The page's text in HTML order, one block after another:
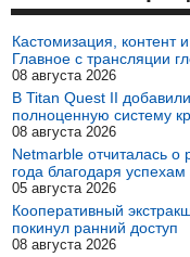
Кастомизация, контент
Главное с трансляции
08 августа 2026
В Titan Quest II
полноценную систему
08 августа 2026
Netmarble отчиталась о
года благодаря
05 августа 2026
Кооперативный
покинул ранний доступ
08 августа 2026